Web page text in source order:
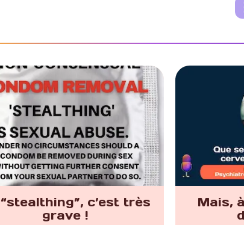
c’est très
grave !
Mais,